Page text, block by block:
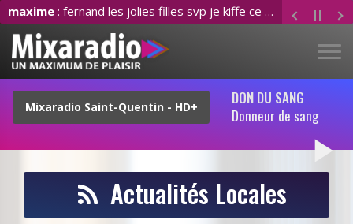
maxime : fernand les jolies filles svp je kiffe ce son
DON DU SANG
Donneur de sang
play_arrow
Actualités Locales